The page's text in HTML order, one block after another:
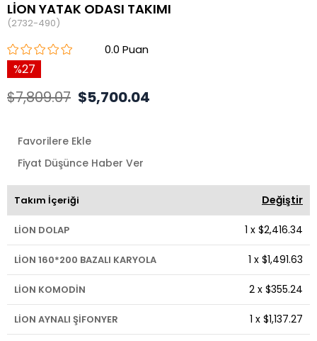
LİON YATAK ODASI TAKIMI
(2732-490)
0.0
27
$7,809.07 $5,700.04
Favorilere Ekle
Fiyat Düşünce Haber Ver
Takım İçeriği Değiştir
LİON DOLAP 1 x $2,416.34
LİON 160*200 BAZALI KARYOLA 1 x $1,491.63
LİON KOMODİN 2 x $355.24
LİON AYNALI ŞİFONYER 1 x $1,137.27